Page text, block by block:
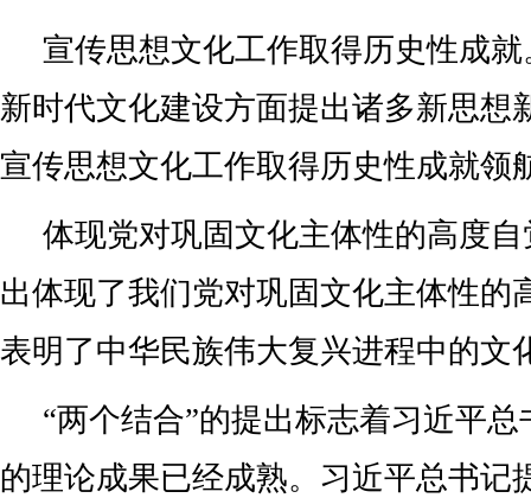
宣传思想文化工作取得历史性成
新时代文化建设方面提出诸多新思想
宣传思想文化工作取得历史性成就领
体现党对巩固文化主体性的高度
出体现了我们党对巩固文化主体性的
表明了中华民族伟大复兴进程中的文
“两个结合”的提出标志着习近平
的理论成果已经成熟。习近平总书记